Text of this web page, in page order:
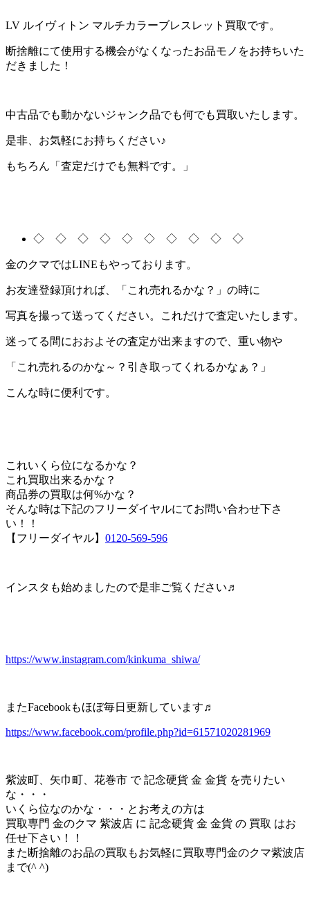
LV ルイヴィトン マルチカラーブレスレット買取です。
断捨離にて使用する機会がなくなったお品モノをお持ちいた
だきました！
中古品でも動かないジャンク品でも何でも買取いたします。
是非、お気軽にお持ちください♪
もちろん「査定だけでも無料です。」
◇ ◇ ◇ ◇ ◇ ◇ ◇ ◇ ◇ ◇
金のクマではLINEもやっております。
お友達登録頂ければ、「これ売れるかな？」の時に
写真を撮って送ってください。これだけで査定いたします。
迷ってる間におおよその査定が出来ますので、重い物や
「これ売れるのかな～？引き取ってくれるかなぁ？」
こんな時に便利です。
これいくら位になるかな？
これ買取出来るかな？
商品券の買取は何%かな？
そんな時は下記のフリーダイヤルにてお問い合わせ下さ
い！！
【フリーダイヤル】 0120-569-596
インスタも始めましたので是非ご覧ください♬
https://www.instagram.com/kinkuma_shiwa/
またFacebookもほぼ毎日更新しています♬
https://www.facebook.com/profile.php?id=61571020281969
紫波町、矢巾町、花巻市 で 記念硬貨 金 金貨 を売りたい
な・・・
いくら位なのかな・・・とお考えの方は
買取専門 金のクマ 紫波店 に 記念硬貨 金 金貨 の 買取 はお
任せ下さい！！
また断捨離のお品の買取もお気軽に買取専門金のクマ紫波店
まで(^ ^)